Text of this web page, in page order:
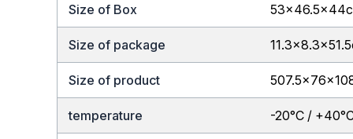
Size of Box
Size of package
Size of product
temperature -20°C /